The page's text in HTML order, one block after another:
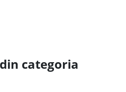
categoria